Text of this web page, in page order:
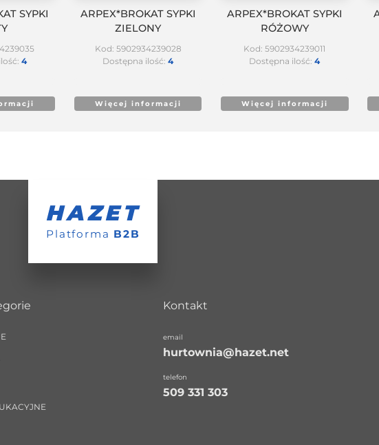
SYPKI
4
ARPEX*BROKAT SYPKI
ZIELONY
Kod: 5902934239028
Dostępna ilość:4
Więcej informacji
ARPEX*BROKAT SYPKI
RÓŻOWY
Kod: 5902934239011
Dostępna ilość:4
Więcej informacji
HAZET
Platforma B2B
Kontakt
email
hurtownia@hazet.net
telefon
509 331 303